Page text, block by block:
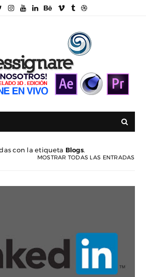
con la etiqueta Blogs.
MOSTRAR TODAS LAS ENTRADAS